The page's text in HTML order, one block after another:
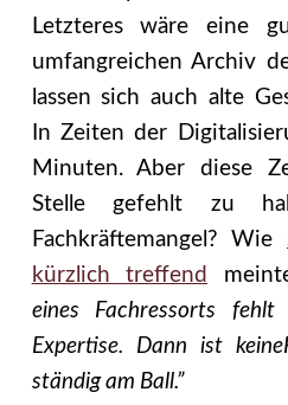
Letzteres wäre eine
umfangreichen Archiv
lassen sich auch alte
In Zeiten der
Minuten. Aber diese
Stelle gefehlt zu
Fachkräftemangel? Wie
kürzlich treffend
eines Fachressorts
Expertise. Dann ist
ständig am Ball.”